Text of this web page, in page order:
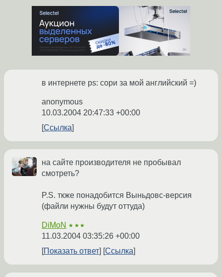
в интернете ps: сори за мой английский =)
anonymous
10.03.2004 20:47:33 +00:00
Ссылка
на сайте производителя не пробывал
смотреть?
P.S. ткже понадобится Выньдовс-версия
(файли нужны будут оттуда)
DiMoN ★★★
11.03.2004 03:35:26 +00:00
Показать ответ
Ссылка